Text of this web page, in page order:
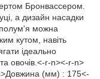
Бронвассером.
а дизайн насадки
полум'я можна
кутом, навіть
ідеально
овочів.<-r-n><-r-n>
(мм) : 175<-